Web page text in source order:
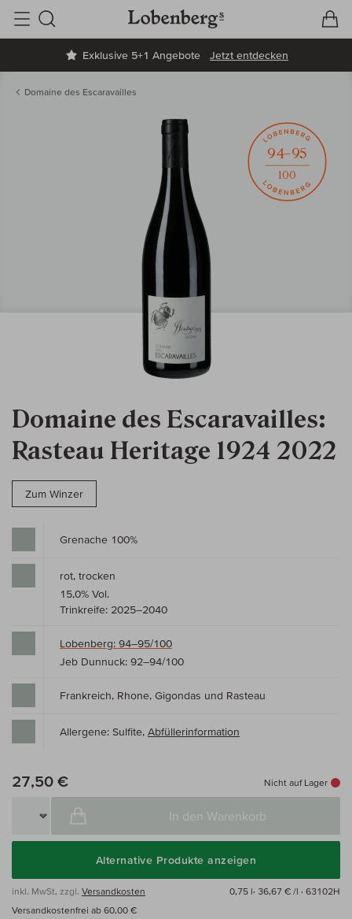
Exklusive 5+1 Angebote Jetzt entdecken
Suche
Domaine des Escaravailles
Domaine des Escaravailles:
Rasteau Heritage 1924 2022
Zum Winzer
94–95
100
Grenache 100%
rot, trocken
15,0% Vol.
Trinkreife: 2025–2040
Lobenberg: 94–95/100
Jeb Dunnuck: 92–94/100
Frankreich, Rhone, Gigondas und Rasteau
Allergene: Sulfite, Abfüllerinformation
27,50 € Nicht auf Lager
In den Warenkorb
Alternative Produkte anzeigen
inkl. MwSt, zzgl. Versandkosten 0,75 l· 36,67 € /l · 63102H
Versandkostenfrei ab 60,00 €